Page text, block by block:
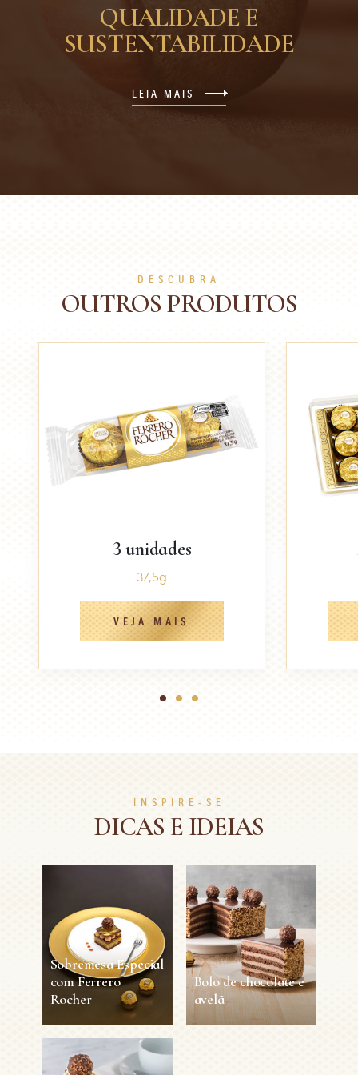
QUALIDADE E
SUSTENTABILIDADE
LEIA MAIS
DESCUBRA
OUTROS PRODUTOS
3 unidades
37,5g
VEJA MAIS
1 2 3
INSPIRE-SE
DICAS E IDEIAS
Sobremesa Especial
com Ferrero
Rocher
Especial com
Bolo de chocolate e
avelã